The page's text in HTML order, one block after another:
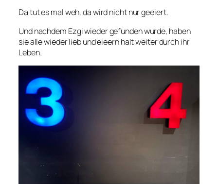
Da tut es mal weh, da wird nicht nur geeiert.
Und nachdem Ezgi wieder gefunden wurde, haben
sie alle wieder lieb und eieern halt weiter durch ihr
Leben.